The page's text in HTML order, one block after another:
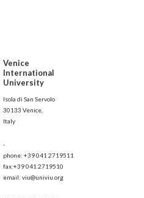
Venice
International
University
Isola di San Servolo
30133 Venice,
Italy
-
phone: +39 041 2719511
fax:+39 041 2719510
email: viu@univiu.org